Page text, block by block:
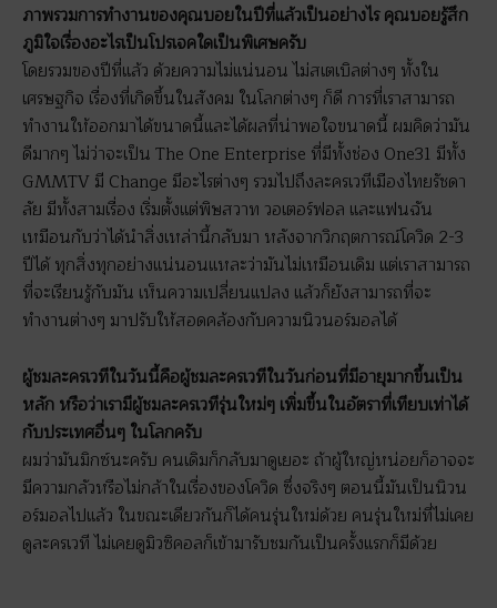
ภาพรวมการทำงานของคุณบอยในปีที่แล้วเป็นอย่างไร คุณบอยรู้สึก
ภูมิใจเรื่องอะไรเป็นโปรเจคใดเป็นพิเศษครับ
โดยรวมของปีที่แล้ว ด้วยความไม่แน่นอน ไม่สเตเบิลต่างๆ ทั้งใน
เศรษฐกิจ เรื่องที่เกิดขึ้นในสังคม ในโลกต่างๆ ก็ดี การที่เราสามารถ
ทำงานให้ออกมาได้ขนาดนี้และได้ผลที่น่าพอใจขนาดนี้ ผมคิดว่ามัน
ดีมากๆ ไม่ว่าจะเป็น The One Enterprise ที่มีทั้งช่อง One31 มีทั้ง
GMMTV มี Change มีอะไรต่างๆ รวมไปถึงละครเวทีเมืองไทยรัชดา
ลัย มีทั้งสามเรื่อง เริ่มตั้งแต่พิษสวาท วอเตอร์ฟอล และแฟนฉัน
เหมือนกับว่าได้นำสิ่งเหล่านี้กลับมา หลังจากวิกฤตการณ์โควิด 2-3
ปีได้ ทุกสิ่งทุกอย่างแน่นอนแหละว่ามันไม่เหมือนเดิม แต่เราสามารถ
ที่จะเรียนรู้กับมัน เห็นความเปลี่ยนแปลง แล้วก็ยังสามารถที่จะ
ทำงานต่างๆ มาปรับให้สอดคล้องกับความนิวนอร์มอลได้
ผู้ชมละครเวทีในวันนี้คือผู้ชมละครเวทีในวันก่อนที่มีอายุมากขึ้นเป็น
หลัก หรือว่าเรามีผู้ชมละครเวทีรุ่นใหม่ๆ เพิ่มขึ้นในอัตราที่เทียบเท่าได้
กับประเทศอื่นๆ ในโลกครับ
ผมว่ามันมิกซ์นะครับ คนเดิมก็กลับมาดูเยอะ ถ้าผู้ใหญ่หน่อยก็อาจจะ
มีความกลัวหรือไม่กล้าในเรื่องของโควิด ซึ่งจริงๆ ตอนนี้มันเป็นนิวน
อร์มอลไปแล้ว ในขณะเดียวกันก็ได้คนรุ่นใหม่ด้วย คนรุ่นใหม่ที่ไม่เคย
ดูละครเวที ไม่เคยดูมิวซิคอลก็เข้ามารับชมกันเป็นครั้งแรกก็มีด้วย